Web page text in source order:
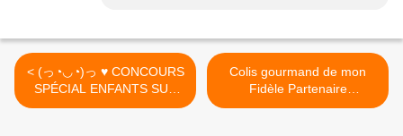
< (っ◔◡◔)っ ♥ CONCOURS
SPÉCIAL ENFANTS SUR
MA PAGE FB ♥
Colis gourmand de mon
Fidèle Partenaire
Castelanne Chocolat >